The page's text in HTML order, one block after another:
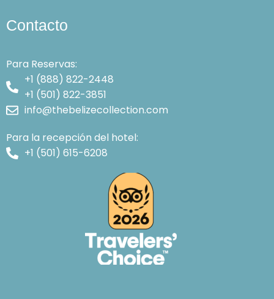
Contacto
Para Reservas:
+1 (888) 822-2448
+1 (501) 822-3851
info@thebelizecollection.com
Para la recepción del hotel:
+1 (501) 615-6208